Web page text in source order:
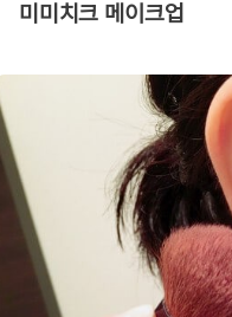
미미치크 메이크업